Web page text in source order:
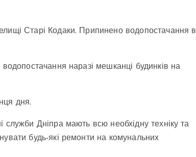
Старі Кодаки. Припинено водопостачання в
наразі мешканці будинків на
дня.
служби Дніпра мають всю необхідну техніку та
будь-які ремонти на комунальних